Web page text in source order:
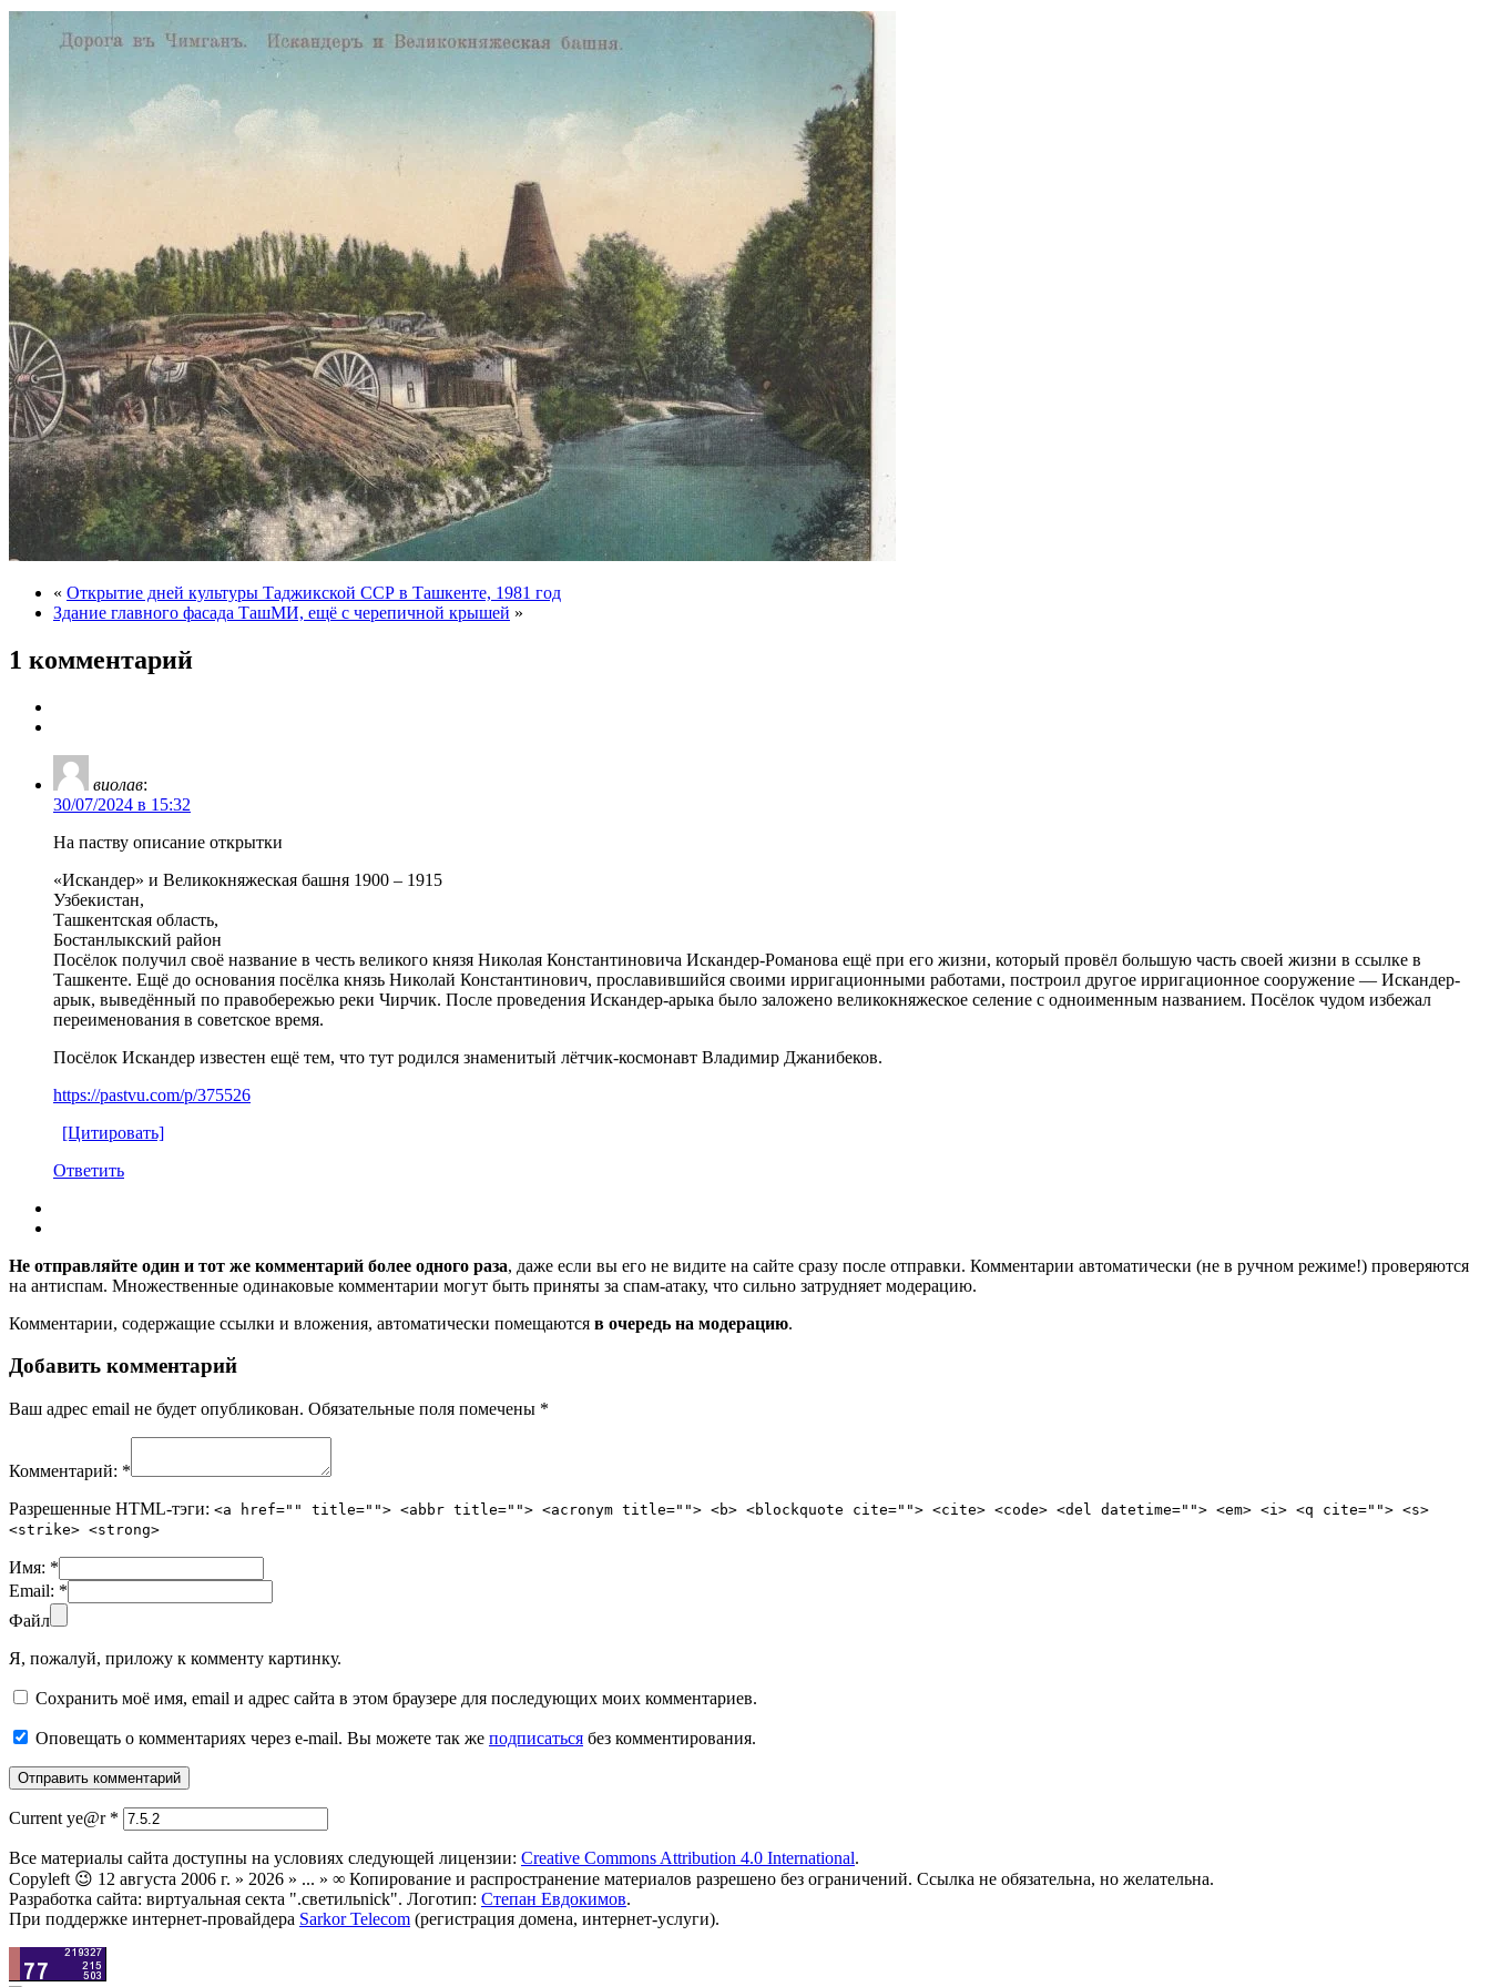
« Открытие дней культуры Таджикской ССР в Ташкенте, 1981 год
Здание главного фасада ТашМИ, ещё с черепичной крышей »
1 комментарий
виолав:
30/07/2024 в 15:32
На паству описание открытки
«Искандер» и Великокняжеская башня 1900 – 1915
Узбекистан,
Ташкентская область,
Бостанлыкский район
Посёлок получил своё название в честь великого князя Николая Константиновича Искандер-Романова ещё при его жизни, который провёл большую часть своей жизни в ссылке в
Ташкенте. Ещё до основания посёлка князь Николай Константинович, прославившийся своими ирригационными работами, построил другое ирригационное сооружение — Искандер-
арык, выведённый по правобережью реки Чирчик. После проведения Искандер-арыка было заложено великокняжеское селение с одноименным названием. Посёлок чудом избежал
переименования в советское время.
Посёлок Искандер известен ещё тем, что тут родился знаменитый лётчик-космонавт Владимир Джанибеков.
https://pastvu.com/p/375526
[Цитировать]
Ответить
Не отправляйте один и тот же комментарий более одного раза, даже если вы его не видите на сайте сразу после отправки. Комментарии автоматически (не в ручном режиме!) проверяются
на антиспам. Множественные одинаковые комментарии могут быть приняты за спам-атаку, что сильно затрудняет модерацию.
Комментарии, содержащие ссылки и вложения, автоматически помещаются в очередь на модерацию.
Добавить комментарий
Ваш адрес email не будет опубликован. Обязательные поля помечены *
Комментарий: *
Разрешенные HTML-тэги: <a href="" title=""> <abbr title=""> <acronym title=""> <b> <blockquote cite=""> <cite> <code> <del datetime=""> <em> <i> <q cite=""> <s>
<strike> <strong>
Имя: *
Email: *
Файл
Я, пожалуй, приложу к комменту картинку.
Сохранить моё имя, email и адрес сайта в этом браузере для последующих моих комментариев.
Оповещать о комментариях через e-mail. Вы можете так же подписаться без комментирования.
Current ye@r *
Все материалы сайта доступны на условиях следующей лицензии: Creative Commons Attribution 4.0 International.
Copyleft 😉 12 августа 2006 г. » 2026 » ... » ∞ Копирование и распространение материалов разрешено без ограничений. Ссылка не обязательна, но желательна.
Разработка сайта: виртуальная секта ".светильnick". Логотип: Степан Евдокимов.
При поддержке интернет-провайдера Sarkor Telecom (регистрация домена, интернет-услуги).